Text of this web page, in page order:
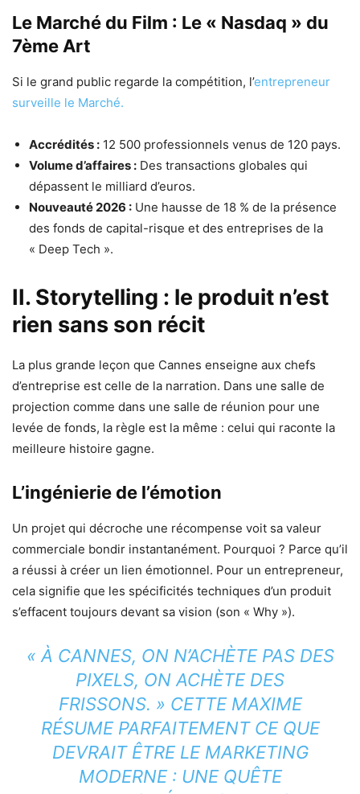
Le Marché du Film : Le « Nasdaq » du
7ème Art
Si le grand public regarde la compétition, l’entrepreneur
surveille le Marché.
Accrédités : 12 500 professionnels venus de 120 pays.
Volume d’affaires : Des transactions globales qui
dépassent le milliard d’euros.
Nouveauté 2026 : Une hausse de 18 % de la présence
des fonds de capital-risque et des entreprises de la
« Deep Tech ».
II. Storytelling : le produit n’est
rien sans son récit
La plus grande leçon que Cannes enseigne aux chefs
d’entreprise est celle de la narration. Dans une salle de
projection comme dans une salle de réunion pour une
levée de fonds, la règle est la même : celui qui raconte la
meilleure histoire gagne.
L’ingénierie de l’émotion
Un projet qui décroche une récompense voit sa valeur
commerciale bondir instantanément. Pourquoi ? Parce qu’il
a réussi à créer un lien émotionnel. Pour un entrepreneur,
cela signifie que les spécificités techniques d’un produit
s’effacent toujours devant sa vision (son « Why »).
« À CANNES, ON N’ACHÈTE PAS DES
PIXELS, ON ACHÈTE DES
FRISSONS. » CETTE MAXIME
RÉSUME PARFAITEMENT CE QUE
DEVRAIT ÊTRE LE MARKETING
MODERNE : UNE QUÊTE